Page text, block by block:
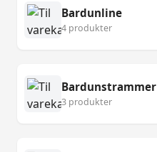
Bardunline
4 produkter
Bardunstrammer
3 produkter